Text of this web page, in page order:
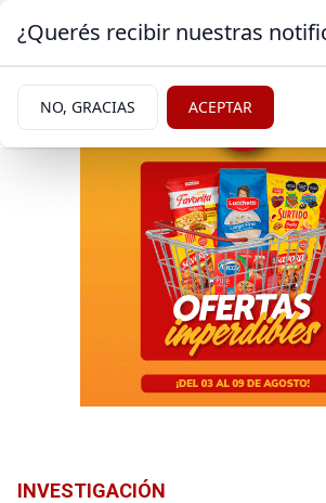
INVESTIGACIÓN
¿Querés recibir nuestras
NO, GRACIAS ACEPTAR